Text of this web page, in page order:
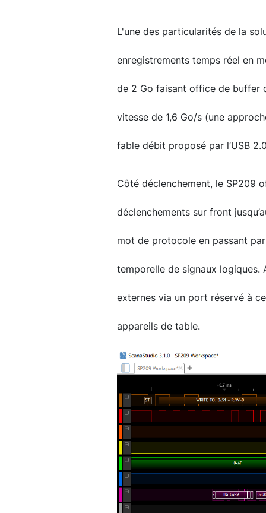
L'une des particularités de la
enregistrements temps réel en
de 2 Go faisant office de buffer
vitesse de 1,6 Go/s (une
fable débit proposé par l’USB
Côté déclenchement, le SP209
déclenchements sur front
mot de protocole en passant
temporelle de signaux logiques.
externes via un port réservé à
appareils de table.